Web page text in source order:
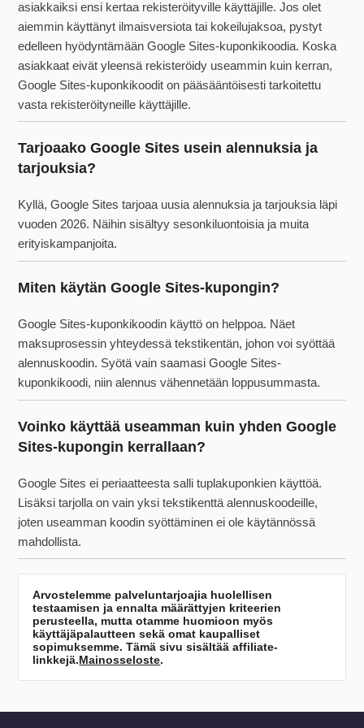
asiakkaiksi ensi kertaa rekisteröityville käyttäjille. Jos olet
aiemmin käyttänyt ilmaisversiota tai kokeilujaksoa, pystyt
edelleen hyödyntämään Google Sites-kuponkikoodia. Koska
asiakkaat eivät yleensä rekisteröidy useammin kuin kerran,
Google Sites-kuponkikoodit on pääsääntöisesti tarkoitettu
vasta rekisteröityneille käyttäjille.
Tarjoaako Google Sites usein alennuksia ja
tarjouksia?
Kyllä, Google Sites tarjoaa uusia alennuksia ja tarjouksia läpi
vuoden 2026. Näihin sisältyy sesonkiluontoisia ja muita
erityiskampanjoita.
Miten käytän Google Sites-kupongin?
Google Sites-kuponkikoodin käyttö on helppoa. Näet
maksuprosessin yhteydessä tekstikentän, johon voi syöttää
alennuskoodin. Syötä vain saamasi Google Sites-
kuponkikoodi, niin alennus vähennetään loppusummasta.
Voinko käyttää useamman kuin yhden Google
Sites-kupongin kerrallaan?
Google Sites ei periaatteesta salli tuplakuponkien käyttöä.
Lisäksi tarjolla on vain yksi tekstikenttä alennuskoodeille,
joten useamman koodin syöttäminen ei ole käytännössä
mahdollista.
Arvostelemme palveluntarjoajia huolellisen
testaamisen ja ennalta määrättyjen kriteerien
perusteella, mutta otamme huomioon myös
käyttäjäpalautteen sekä omat kaupalliset
sopimuksemme. Tämä sivu sisältää affiliate-
linkkejä.Mainosseloste.